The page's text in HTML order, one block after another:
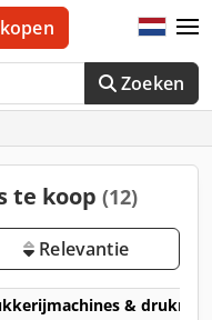
Zoeken
te koop (12)
Relevantie
&